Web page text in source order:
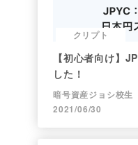
クリプト
【初心者向け】
した！
暗号資産ジョシ校
2021/06/30